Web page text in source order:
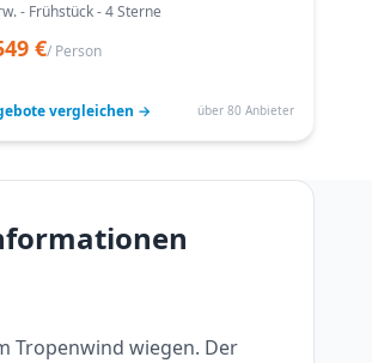
- Frühstück - 4 Sterne
€/ Person
vergleichen → über 80 Anbieter
Tropenwind wiegen. Der